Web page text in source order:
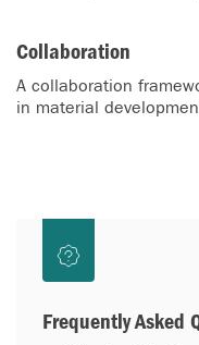
Collaboration
A collaboration
in material
Frequently Asked